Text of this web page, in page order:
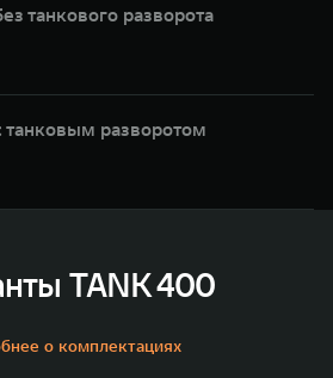
танкового разворота
танковым разворотом
TANK 400
о комплектациях